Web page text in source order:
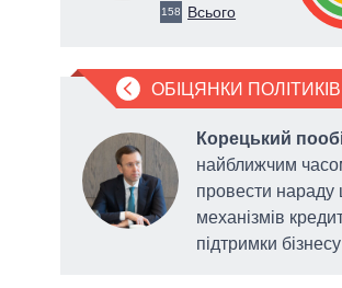
158 Всього
ОБІЦЯНКИ ПОЛІТИКІВ
Корецький
найближчим
провести
механізмів
підтримки бізнесу